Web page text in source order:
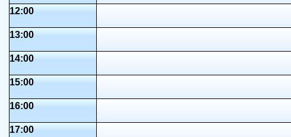
12:00
13:00
14:00
15:00
16:00
17:00